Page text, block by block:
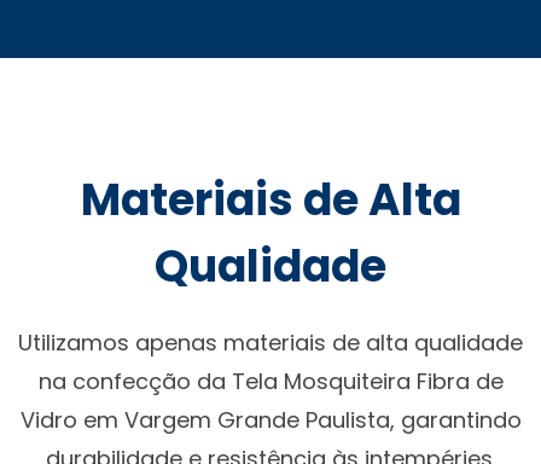
Materiais de Alta
Qualidade
Utilizamos apenas materiais de alta qualidade
na confecção da Tela Mosquiteira Fibra de
Vidro em Vargem Grande Paulista, garantindo